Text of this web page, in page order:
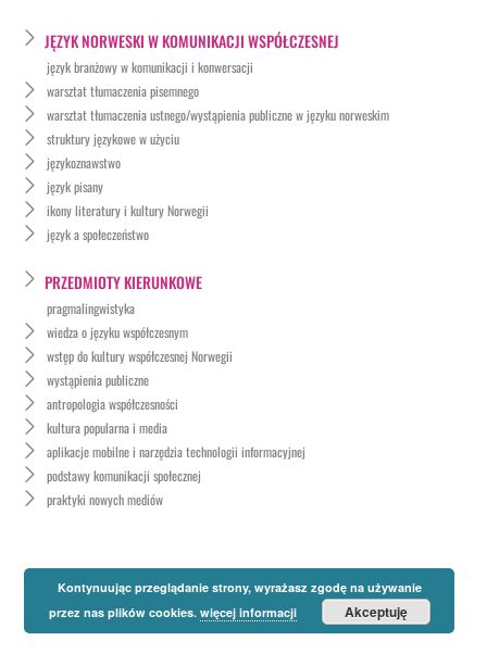
JĘZYK NORWESKI W KOMUNIKACJI WSPÓŁCZESNEJ
język branżowy w komunikacji i konwersacji
warsztat tłumaczenia pisemnego
warsztat tłumaczenia ustnego/wystąpienia publiczne w języku norweskim
struktury językowe w użyciu
językoznawstwo
język pisany
ikony literatury i kultury Norwegii
język a społeczeństwo
PRZEDMIOTY KIERUNKOWE
pragmalingwistyka
wiedza o języku współczesnym
wstęp do kultury współczesnej Norwegii
wystąpienia publiczne
antropologia współczesności
kultura popularna i media
aplikacje mobilne i narzędzia technologii informacyjnej
podstawy komunikacji społecznej
praktyki nowych mediów
Kontynuując przeglądanie strony, wyrażasz zgodę na używanie
przez nas plików cookies. więcej informacji Akceptuję